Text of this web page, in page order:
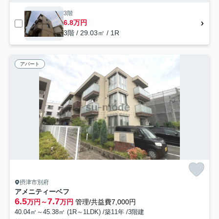
3階
6.8万円
3階 / 29.03㎡ / 1R
アパート
摂津市別府
アメニティーベフ
6.5万円～7.7万円 管理/共益費7,000円
40.04㎡～45.38㎡ (1R～1LDK) /築11年 /3階建